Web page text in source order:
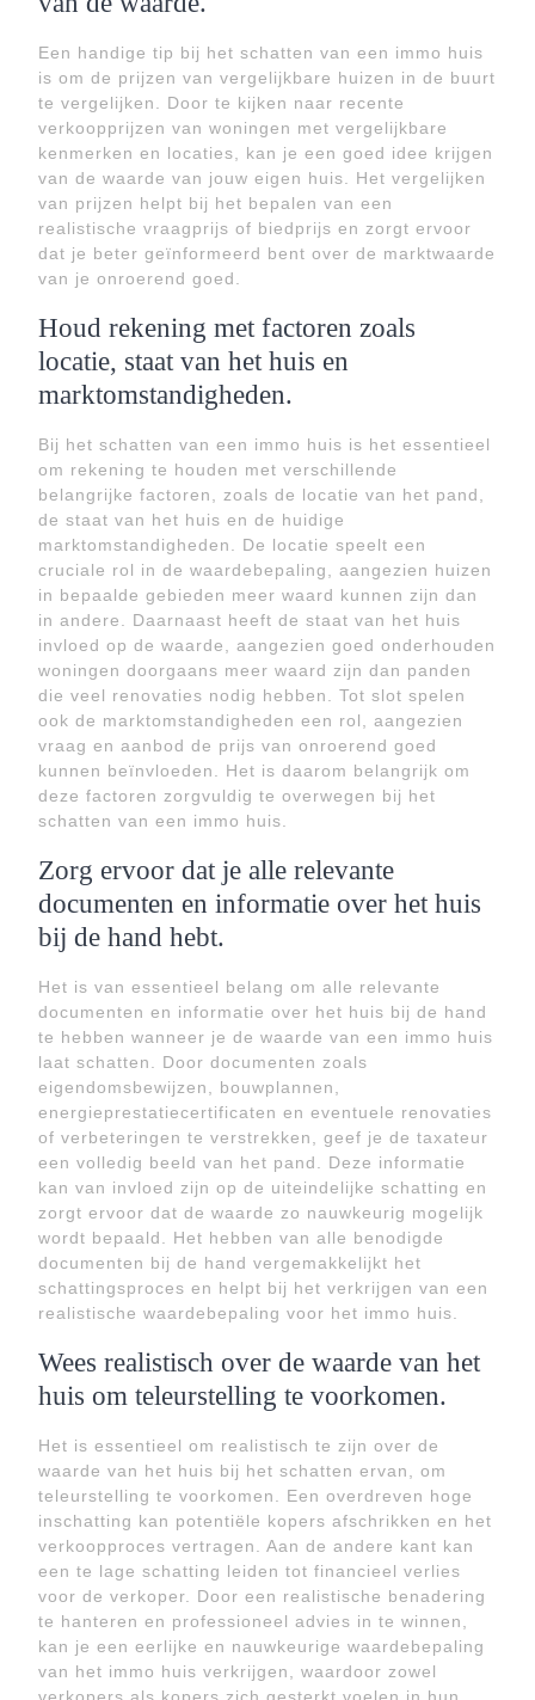
Een handige tip bij het schatten van een immo huis
is om de prijzen van vergelijkbare huizen in de buurt
te vergelijken. Door te kijken naar recente
verkoopprijzen van woningen met vergelijkbare
kenmerken en locaties, kan je een goed idee krijgen
van de waarde van jouw eigen huis. Het vergelijken
van prijzen helpt bij het bepalen van een
realistische vraagprijs of biedprijs en zorgt ervoor
dat je beter geïnformeerd bent over de marktwaarde
van je onroerend goed.
Houd rekening met factoren zoals
locatie, staat van het huis en
marktomstandigheden.
Bij het schatten van een immo huis is het essentieel
om rekening te houden met verschillende
belangrijke factoren, zoals de locatie van het pand,
de staat van het huis en de huidige
marktomstandigheden. De locatie speelt een
cruciale rol in de waardebepaling, aangezien huizen
in bepaalde gebieden meer waard kunnen zijn dan
in andere. Daarnaast heeft de staat van het huis
invloed op de waarde, aangezien goed onderhouden
woningen doorgaans meer waard zijn dan panden
die veel renovaties nodig hebben. Tot slot spelen
ook de marktomstandigheden een rol, aangezien
vraag en aanbod de prijs van onroerend goed
kunnen beïnvloeden. Het is daarom belangrijk om
deze factoren zorgvuldig te overwegen bij het
schatten van een immo huis.
Zorg ervoor dat je alle relevante
documenten en informatie over het huis
bij de hand hebt.
Het is van essentieel belang om alle relevante
documenten en informatie over het huis bij de hand
te hebben wanneer je de waarde van een immo huis
laat schatten. Door documenten zoals
eigendomsbewijzen, bouwplannen,
energieprestatiecertificaten en eventuele renovaties
of verbeteringen te verstrekken, geef je de taxateur
een volledig beeld van het pand. Deze informatie
kan van invloed zijn op de uiteindelijke schatting en
zorgt ervoor dat de waarde zo nauwkeurig mogelijk
wordt bepaald. Het hebben van alle benodigde
documenten bij de hand vergemakkelijkt het
schattingsproces en helpt bij het verkrijgen van een
realistische waardebepaling voor het immo huis.
Wees realistisch over de waarde van het
huis om teleurstelling te voorkomen.
Het is essentieel om realistisch te zijn over de
waarde van het huis bij het schatten ervan, om
teleurstelling te voorkomen. Een overdreven hoge
inschatting kan potentiële kopers afschrikken en het
verkoopproces vertragen. Aan de andere kant kan
een te lage schatting leiden tot financieel verlies
voor de verkoper. Door een realistische benadering
te hanteren en professioneel advies in te winnen,
kan je een eerlijke en nauwkeurige waardebepaling
van het immo huis verkrijgen, waardoor zowel
verkopers als kopers zich gesterkt voelen in hun